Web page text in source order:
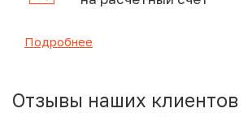
Подробнее
Отзывы наших клиентов